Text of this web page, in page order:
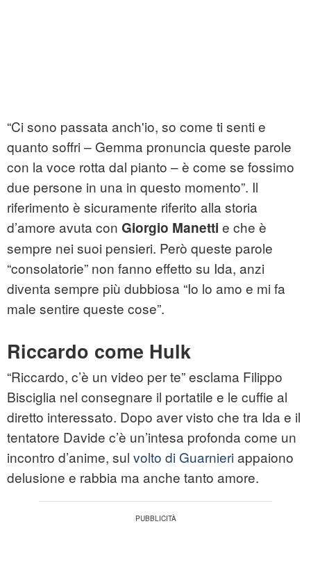
“Ci sono passata anch'io, so come ti senti e
quanto soffri – Gemma pronuncia queste parole
con la voce rotta dal pianto – è come se fossimo
due persone in una in questo momento”. Il
riferimento è sicuramente riferito alla storia
d’amore avuta con Giorgio Manetti e che è
sempre nei suoi pensieri. Però queste parole
“consolatorie” non fanno effetto su Ida, anzi
diventa sempre più dubbiosa “Io lo amo e mi fa
male sentire queste cose”.
Riccardo come Hulk
“Riccardo, c’è un video per te” esclama Filippo
Bisciglia nel consegnare il portatile e le cuffie al
diretto interessato. Dopo aver visto che tra Ida e il
tentatore Davide c’è un’intesa profonda come un
incontro d’anime, sul volto di Guarnieriappaiono
delusione e rabbia ma anche tanto amore.